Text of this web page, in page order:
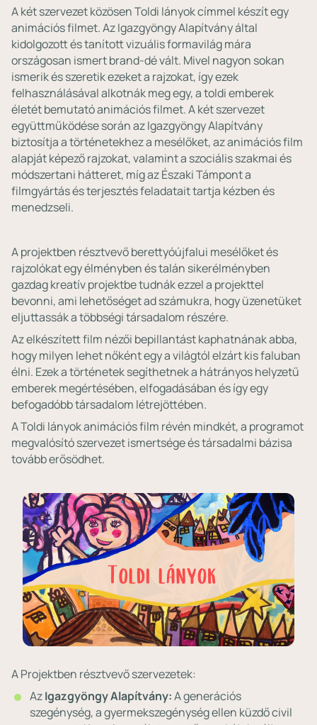
A két szervezet közösen Toldi lányok címmel készít egy
animációs filmet. Az Igazgyöngy Alapítvány által
kidolgozott és tanított vizuális formavilág mára
országosan ismert brand-dé vált. Mivel nagyon sokan
ismerik és szeretik ezeket a rajzokat, így ezek
felhasználásával alkotnák meg egy, a toldi emberek
életét bemutató animációs filmet. A két szervezet
együttműködése során az Igazgyöngy Alapítvány
biztosítja a történetekhez a mesélőket, az animációs film
alapját képező rajzokat, valamint a szociális szakmai és
módszertani hátteret, míg az Északi Támpont a
filmgyártás és terjesztés feladatait tartja kézben és
menedzseli.
A projektben résztvevő berettyóújfalui mesélőket és
rajzolókat egy élményben és talán sikerélményben
gazdag kreatív projektbe tudnák ezzel a projekttel
bevonni, ami lehetőséget ad számukra, hogy üzenetüket
eljuttassák a többségi társadalom részére.
Az elkészített film nézői bepillantást kaphatnának abba,
hogy milyen lehet nőként egy a világtól elzárt kis faluban
élni. Ezek a történetek segíthetnek a hátrányos helyzetű
emberek megértésében, elfogadásában és így egy
befogadóbb társadalom létrejöttében.
A Toldi lányok animációs film révén mindkét, a programot
megvalósító szervezet ismertsége és társadalmi bázisa
tovább erősödhet.
A Projektben résztvevő szervezetek:
AzIgazgyöngy Alapítvány:A generációs
szegénység, a gyermekszegénység ellen küzdő civil